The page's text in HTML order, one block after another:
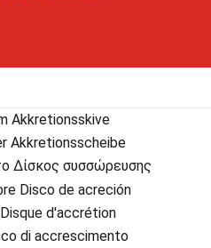
Akkretionsskive
Akkretionsscheibe
Δίσκος συσσώρευσης
Disco de acreción
d'accrétion
di accrescimento